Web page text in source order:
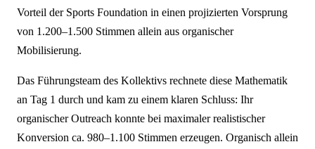
Vorteil der Sports Foundation in einen projizierten Vorsprung
von 1.200–1.500 Stimmen allein aus organischer
Mobilisierung.
Das Führungsteam des Kollektivs rechnete diese Mathematik
an Tag 1 durch und kam zu einem klaren Schluss: Ihr
organischer Outreach konnte bei maximaler realistischer
Konversion ca. 980–1.100 Stimmen erzeugen. Organisch allein